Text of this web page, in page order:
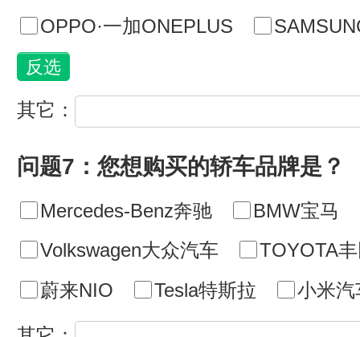
OPPO·一加ONEPLUS
其它：
问题7：您想购买的轿车品牌是？
Mercedes-Benz奔驰
BMW宝马
Volkswagen大众汽车
TOYOTA
蔚来NIO
Tesla特斯拉 小米汽